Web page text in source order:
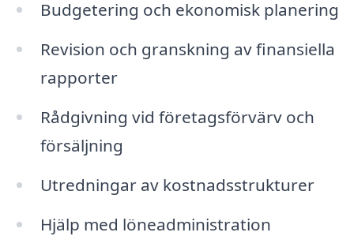
Budgetering och ekonomisk planering
Revision och granskning av finansiella
rapporter
Rådgivning vid företagsförvärv och
försäljning
Utredningar av kostnadsstrukturer
Hjälp med löneadministration